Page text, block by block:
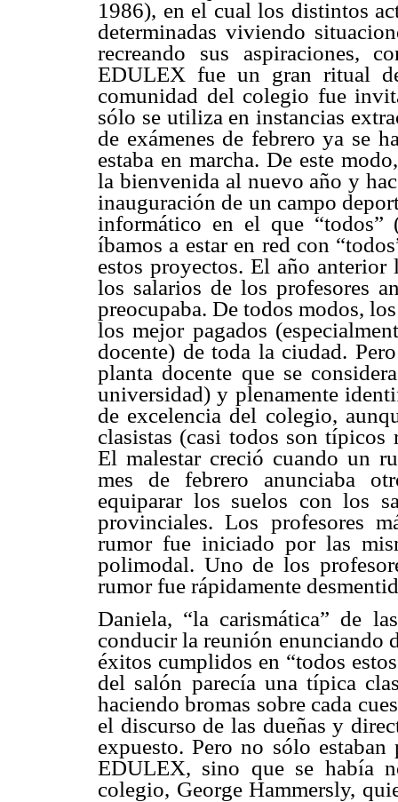
1986), en el cual los distintos
determinadas viviendo
recreando sus aspiraciones,
EDULEX fue un gran ritual
comunidad del colegio fue
sólo se utiliza en instancias
de exámenes de febrero ya se
estaba en marcha. De este
la bienvenida al nuevo año y
inauguración de un campo
informático en el que “todos”
íbamos a estar en red con
estos proyectos. El año
los salarios de los profesores
preocupaba. De todos modos,
los mejor pagados
docente) de toda la ciudad.
planta docente que se
universidad) y plenamente
de excelencia del colegio,
clasistas (casi todos son típicos
El malestar creció cuando un
mes de febrero anunciaba
equiparar los suelos con los
provinciales. Los profesores
rumor fue iniciado por las
polimodal. Uno de los
rumor fue rápidamente
Daniela, “la carismática” de
conducir la reunión enunciando
éxitos cumplidos en “todos
del salón parecía una típica
haciendo bromas sobre cada
el discurso de las dueñas y
expuesto. Pero no sólo
EDULEX, sino que se había
colegio, George Hammersly,